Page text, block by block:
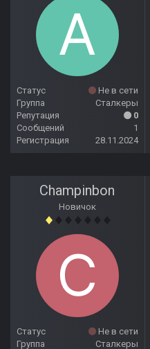
Статус
Не в сети
Группа
Сталкеры
Репутация
0
Сообщений
1
Регистрация
28.11.2024
Champinbon
Новичок
Статус
Не в сети
Группа
Сталкеры